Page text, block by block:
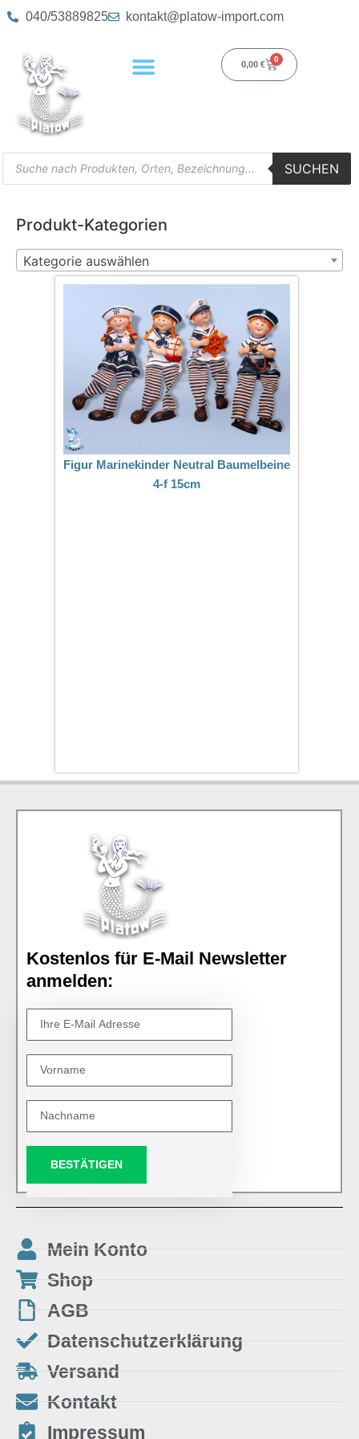
040/53889825 kontakt@platow-import.com
0,00 €
0
SUCHEN
Produkt-Kategorien
Kategorie auswählen
Figur Marinekinder Neutral Baumelbeine
4-f 15cm
Kostenlos für E-Mail Newsletter
anmelden:
BESTÄTIGEN
Mein Konto
Shop
AGB
Datenschutzerklärung
Versand
Kontakt
Impressum